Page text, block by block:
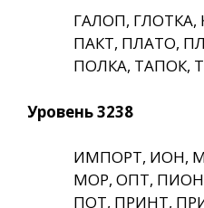
ГАЛОП,
ПАКТ, ПЛАТО,
ПОЛКА, ТАПОК,
Уровень 3238
ИМПОРТ, ИОН,
МОР, ОПТ,
ПОТ, ПРИНТ,